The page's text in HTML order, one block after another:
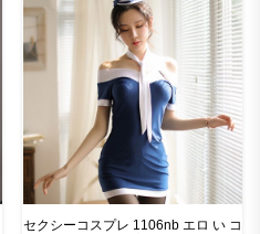
セクシーコスプレ 1106nb エロ い コ